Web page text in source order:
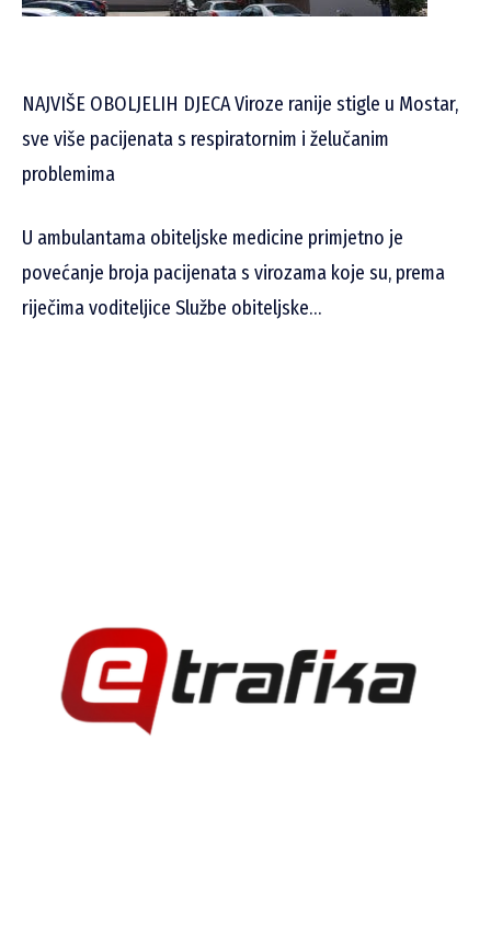
NAJVIŠE OBOLJELIH DJECA Viroze ranije stigle u Mostar,
sve više pacijenata s respiratornim i želučanim
problemima
U ambulantama obiteljske medicine primjetno je
povećanje broja pacijenata s virozama koje su, prema
riječima voditeljice Službe obiteljske…